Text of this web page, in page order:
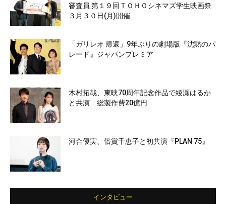
審査員 第１９回ＴＯＨＯシネマズ学生映画祭
３月３０日(月)開催
「ガリレオ 帰還」9年ぶりの劇場版『沈黙のパ
レード』ジャパンプレミア
木村拓哉、東映70周年記念作品で綾瀬はるか
と共演 総製作費20億円
河合優実、倍賞千恵子と初共演『PLAN 75』
インタビュー